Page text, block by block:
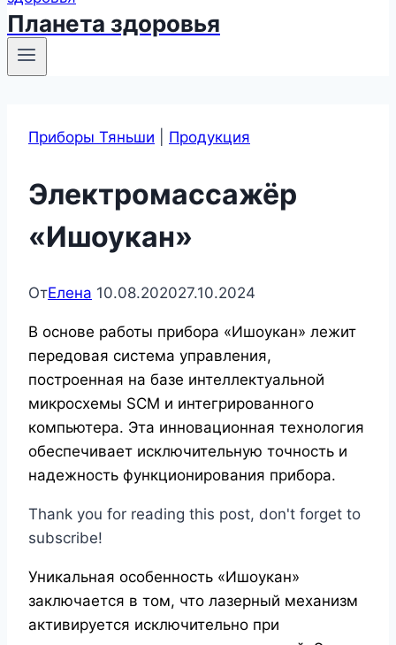
Планета здоровья
Приборы Тяньши Продукция
Электромассажёр
«Ишоукан»
ОтЕлена 10.08.202027.10.2024
В основе работы прибора «Ишоукан» лежит
передовая система управления,
построенная на базе интеллектуальной
микросхемы SCM и интегрированного
компьютера. Эта инновационная технология
обеспечивает исключительную точность и
надежность функционирования прибора.
Thank you for reading this post, don't forget to
subscribe!
Уникальная особенность «Ишоукан»
заключается в том, что лазерный механизм
активируется исключительно при